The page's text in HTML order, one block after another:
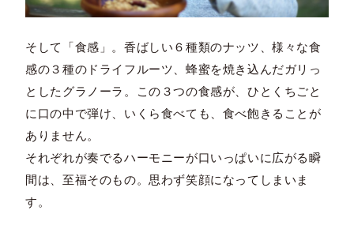
そして「食感」。香ばしい６種類のナッツ、様々な食
感の３種のドライフルーツ、蜂蜜を焼き込んだガリっ
としたグラノーラ。この３つの食感が、ひとくちごと
に口の中で弾け、いくら食べても、食べ飽きることが
ありません。
それぞれが奏でるハーモニーが口いっぱいに広がる瞬
間は、至福そのもの。思わず笑顔になってしまいま
す。